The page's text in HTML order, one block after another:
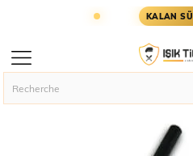
KALAN SÜRE
Page principal